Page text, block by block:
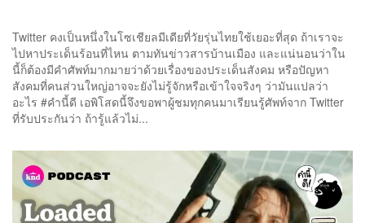
Twitter คงเป็นหนึ่งในโซเชียลมีเดียที่วัยรุ่นไทยใช้เยอะที่สุด ถ้าเราจะ
ไปหาประเด็นร้อนที่ไหน ตามทันข่าวสารบ้านเมือง และแน่นอนว่าใน
นี้ก็ต้องมีคำศัพท์มากมายว่าด้วยเรื่องของประเด็นสังคม หรือปัญหา
สังคมที่คนส่วนใหญ่อาจจะยังไม่รู้จักหรือเข้าใจจริงๆ ว่ามันแปลว่า
อะไร #คำนี้ดี เอพิโสดนี้จึงขอพาผู้ชมทุกคนมาเรียนรู้ศัพท์จาก Twitter
ที่รับประกันว่า ถ้ารู้แล้วไม่...